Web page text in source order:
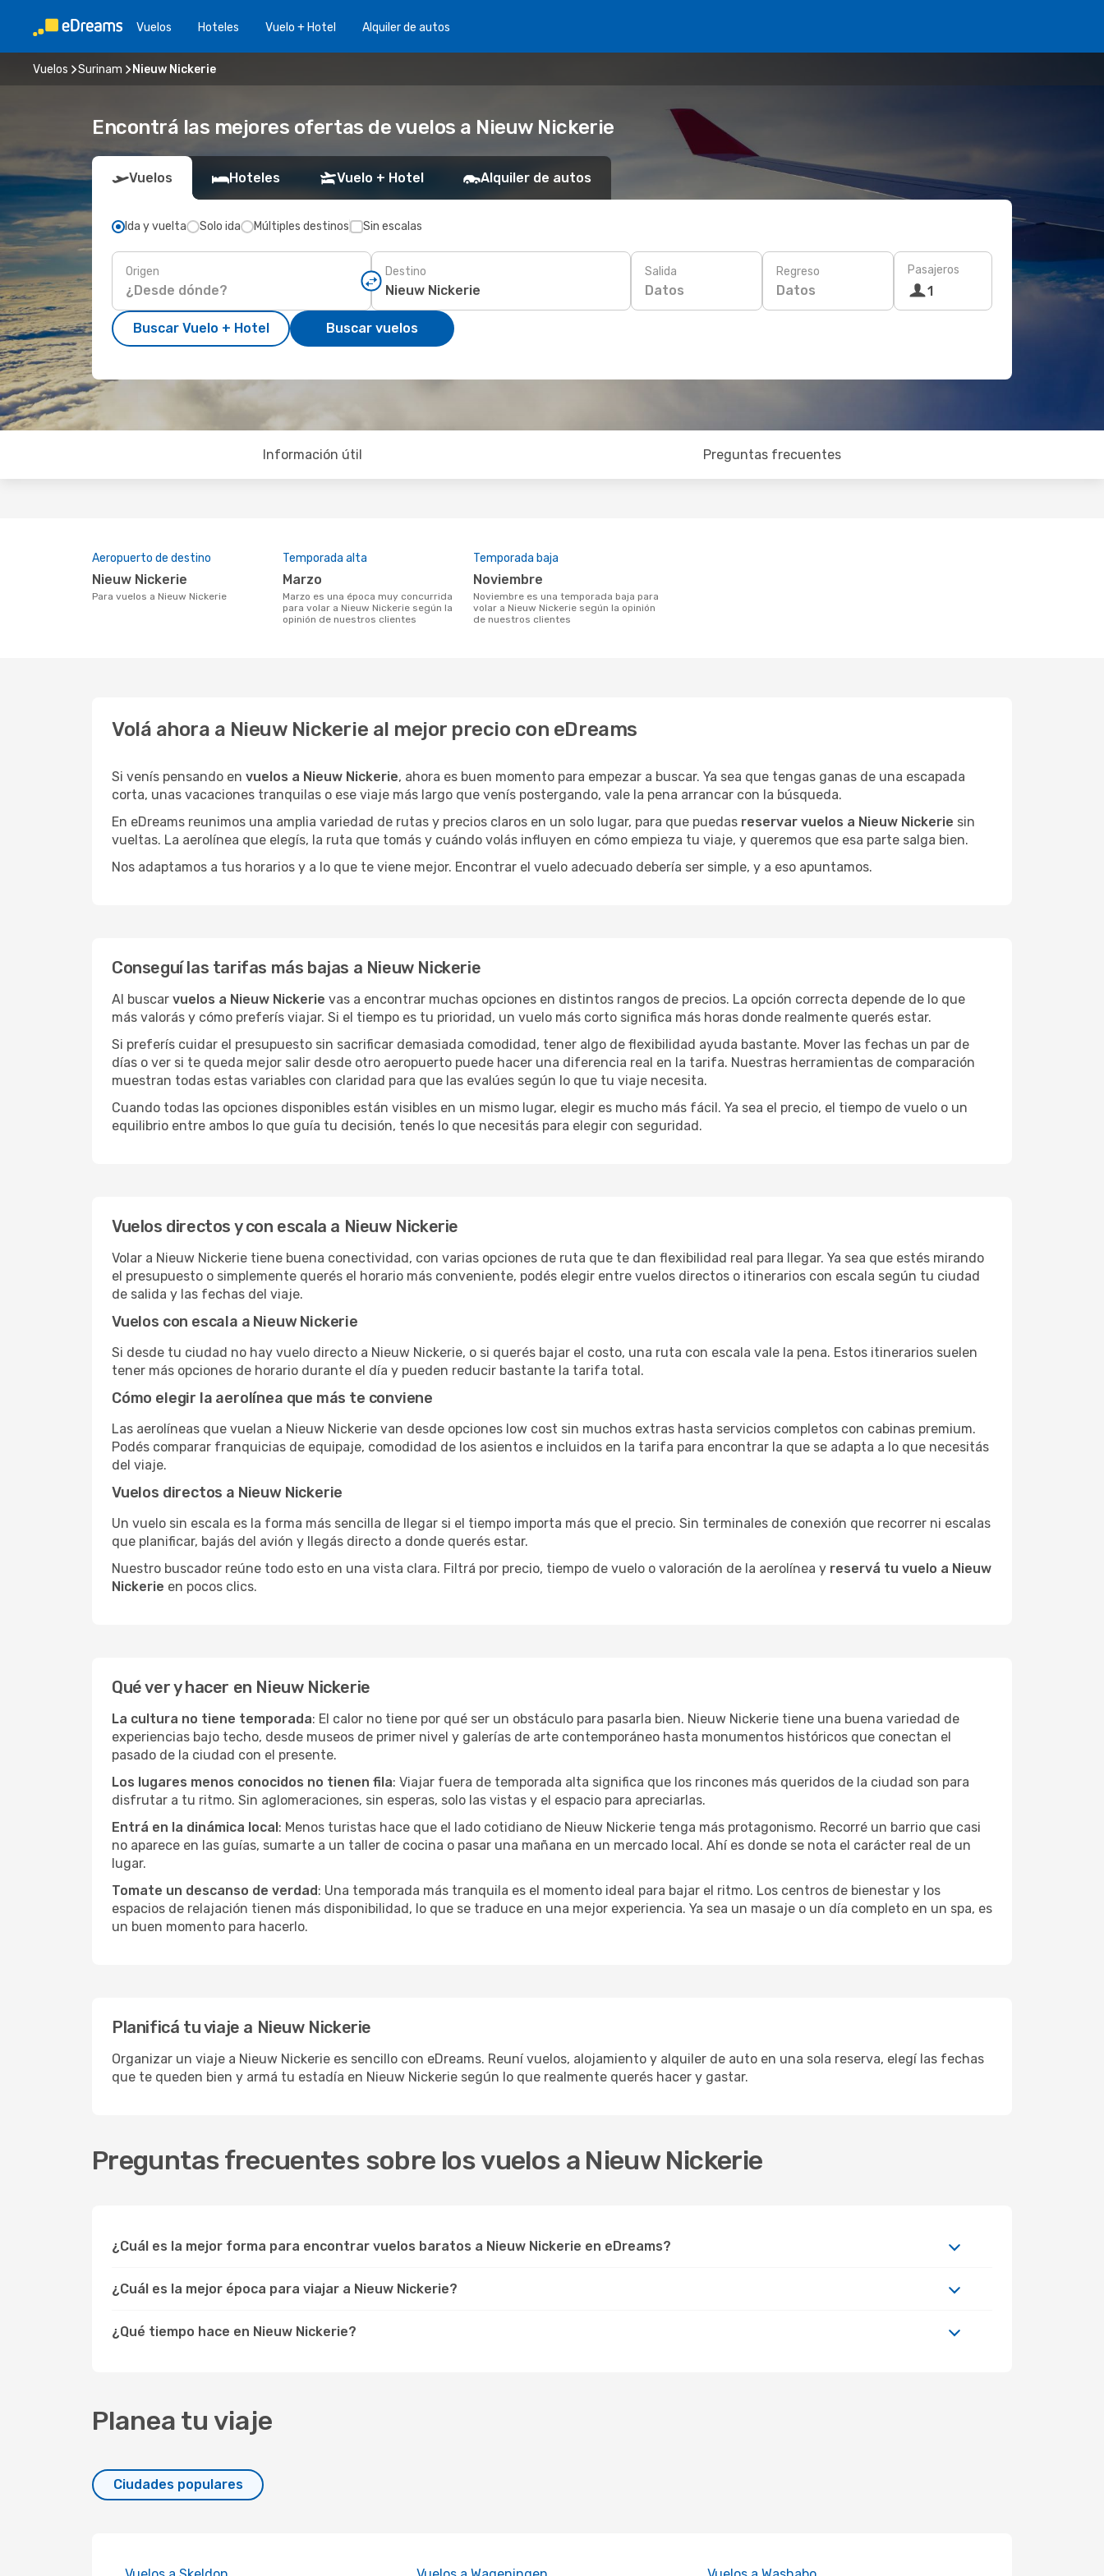
Vuelos Hoteles Vuelo + Hotel Alquiler de autos
Vuelos Surinam Nieuw Nickerie
Encontrá las mejores ofertas de vuelos a Nieuw Nickerie
Vuelos Hoteles Vuelo + Hotel Alquiler de autos
Ida y vuelta Solo ida Múltiples destinos Sin escalas
Origen Destino Salida
Datos
Regreso
Datos
Pasajeros
1
Buscar Vuelo + Hotel Buscar vuelos
Información útil Preguntas frecuentes
Aeropuerto de destino
Nieuw Nickerie
Para vuelos a Nieuw Nickerie
Temporada alta
marzo
marzo es una época muy concurrida
para volar a Nieuw Nickerie según la
opinión de nuestros clientes
Temporada baja
noviembre
noviembre es una temporada baja para
volar a Nieuw Nickerie según la opinión
de nuestros clientes
Volá ahora a Nieuw Nickerie al mejor precio con eDreams
Si venís pensando en vuelos a Nieuw Nickerie, ahora es buen momento para empezar a buscar. Ya sea que tengas ganas de una escapada
corta, unas vacaciones tranquilas o ese viaje más largo que venís postergando, vale la pena arrancar con la búsqueda.
En eDreams reunimos una amplia variedad de rutas y precios claros en un solo lugar, para que puedas reservar vuelos a Nieuw Nickerie sin
vueltas. La aerolínea que elegís, la ruta que tomás y cuándo volás influyen en cómo empieza tu viaje, y queremos que esa parte salga bien.
Nos adaptamos a tus horarios y a lo que te viene mejor. Encontrar el vuelo adecuado debería ser simple, y a eso apuntamos.
Conseguí las tarifas más bajas a Nieuw Nickerie
Al buscar vuelos a Nieuw Nickerie vas a encontrar muchas opciones en distintos rangos de precios. La opción correcta depende de lo que
más valorás y cómo preferís viajar. Si el tiempo es tu prioridad, un vuelo más corto significa más horas donde realmente querés estar.
Si preferís cuidar el presupuesto sin sacrificar demasiada comodidad, tener algo de flexibilidad ayuda bastante. Mover las fechas un par de
días o ver si te queda mejor salir desde otro aeropuerto puede hacer una diferencia real en la tarifa. Nuestras herramientas de comparación
muestran todas estas variables con claridad para que las evalúes según lo que tu viaje necesita.
Cuando todas las opciones disponibles están visibles en un mismo lugar, elegir es mucho más fácil. Ya sea el precio, el tiempo de vuelo o un
equilibrio entre ambos lo que guía tu decisión, tenés lo que necesitás para elegir con seguridad.
Vuelos directos y con escala a Nieuw Nickerie
Volar a Nieuw Nickerie tiene buena conectividad, con varias opciones de ruta que te dan flexibilidad real para llegar. Ya sea que estés mirando
el presupuesto o simplemente querés el horario más conveniente, podés elegir entre vuelos directos o itinerarios con escala según tu ciudad
de salida y las fechas del viaje.
Vuelos con escala a Nieuw Nickerie
Si desde tu ciudad no hay vuelo directo a Nieuw Nickerie, o si querés bajar el costo, una ruta con escala vale la pena. Estos itinerarios suelen
tener más opciones de horario durante el día y pueden reducir bastante la tarifa total.
Cómo elegir la aerolínea que más te conviene
Las aerolíneas que vuelan a Nieuw Nickerie van desde opciones low cost sin muchos extras hasta servicios completos con cabinas premium.
Podés comparar franquicias de equipaje, comodidad de los asientos e incluidos en la tarifa para encontrar la que se adapta a lo que necesitás
del viaje.
Vuelos directos a Nieuw Nickerie
Un vuelo sin escala es la forma más sencilla de llegar si el tiempo importa más que el precio. Sin terminales de conexión que recorrer ni escalas
que planificar, bajás del avión y llegás directo a donde querés estar.
Nuestro buscador reúne todo esto en una vista clara. Filtrá por precio, tiempo de vuelo o valoración de la aerolínea y reservá tu vuelo a Nieuw
Nickerie en pocos clics.
Qué ver y hacer en Nieuw Nickerie
La cultura no tiene temporada: El calor no tiene por qué ser un obstáculo para pasarla bien. Nieuw Nickerie tiene una buena variedad de
experiencias bajo techo, desde museos de primer nivel y galerías de arte contemporáneo hasta monumentos históricos que conectan el
pasado de la ciudad con el presente.
Los lugares menos conocidos no tienen fila: Viajar fuera de temporada alta significa que los rincones más queridos de la ciudad son para
disfrutar a tu ritmo. Sin aglomeraciones, sin esperas, solo las vistas y el espacio para apreciarlas.
Entrá en la dinámica local: Menos turistas hace que el lado cotidiano de Nieuw Nickerie tenga más protagonismo. Recorré un barrio que casi
no aparece en las guías, sumarte a un taller de cocina o pasar una mañana en un mercado local. Ahí es donde se nota el carácter real de un
lugar.
Tomate un descanso de verdad: Una temporada más tranquila es el momento ideal para bajar el ritmo. Los centros de bienestar y los
espacios de relajación tienen más disponibilidad, lo que se traduce en una mejor experiencia. Ya sea un masaje o un día completo en un spa, es
un buen momento para hacerlo.
Planificá tu viaje a Nieuw Nickerie
Organizar un viaje a Nieuw Nickerie es sencillo con eDreams. Reuní vuelos, alojamiento y alquiler de auto en una sola reserva, elegí las fechas
que te queden bien y armá tu estadía en Nieuw Nickerie según lo que realmente querés hacer y gastar.
Preguntas frecuentes sobre los vuelos a Nieuw Nickerie
¿Cuál es la mejor forma para encontrar vuelos baratos a Nieuw Nickerie en eDreams?
¿Cuál es la mejor época para viajar a Nieuw Nickerie?
¿Qué tiempo hace en Nieuw Nickerie?
Planea tu viaje
Ciudades populares